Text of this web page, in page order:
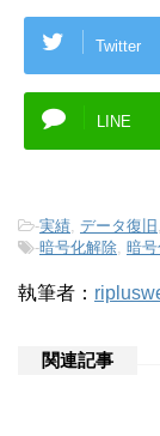
Twitter
LINE
-実績, データ復旧 ,
-暗号化解除, 暗
執筆者：
関連記事